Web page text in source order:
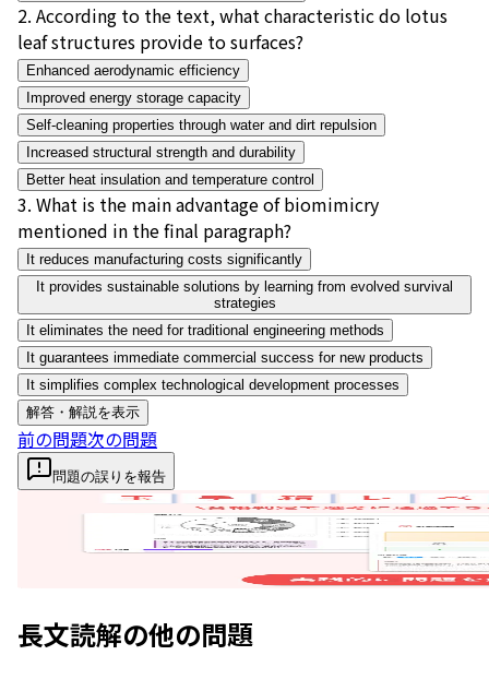
2. According to the text, what characteristic do lotus
leaf structures provide to surfaces?
Enhanced aerodynamic efficiency
Improved energy storage capacity
Self-cleaning properties through water and dirt repulsion
Increased structural strength and durability
Better heat insulation and temperature control
3. What is the main advantage of biomimicry
mentioned in the final paragraph?
It reduces manufacturing costs significantly
It provides sustainable solutions by learning from evolved survival
strategies
It eliminates the need for traditional engineering methods
It guarantees immediate commercial success for new products
It simplifies complex technological development processes
解答・解説を表示
前の問題次の問題
問題の誤りを報告
長文読解の他の問題